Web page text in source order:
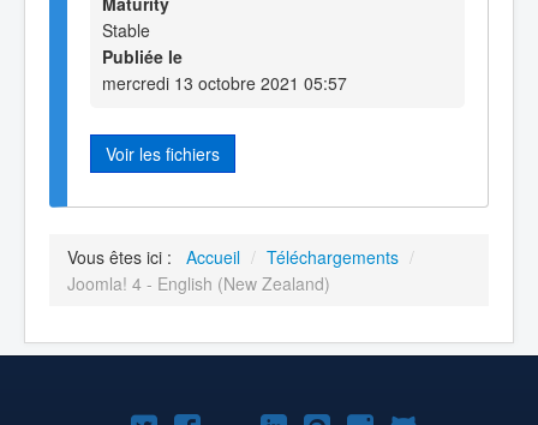
Stable
Publiée le
mercredi 13 octobre 2021 05:57
Voir les fichiers
Vous êtes ici : Accueil / Téléchargements /
Joomla! 4 - English (New Zealand)